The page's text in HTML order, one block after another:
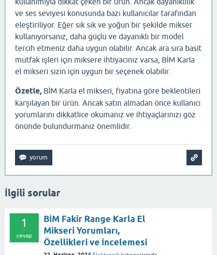
ve ses seviyesi konusunda bazı kullanıcılar tarafından
eleştiriliyor. Eğer sık sık ve yoğun bir şekilde mikser
kullanıyorsanız, daha güçlü ve dayanıklı bir model
tercih etmeniz daha uygun olabilir. Ancak ara sıra basit
mutfak işleri için miksere ihtiyacınız varsa, BİM Karla
el mikseri sizin için uygun bir seçenek olabilir.
Özetle, BİM Karla el mikseri, fiyatına göre beklentileri
karşılayan bir ürün. Ancak satın almadan önce kullanıcı
yorumlarını dikkatlice okumanız ve ihtiyaçlarınızı göz
önünde bulundurmanız önemlidir.
İlgili sorular
1
cevap
BİM Fakir Range Karla El
Mikseri Yorumları,
Özellikleri ve İncelemesi